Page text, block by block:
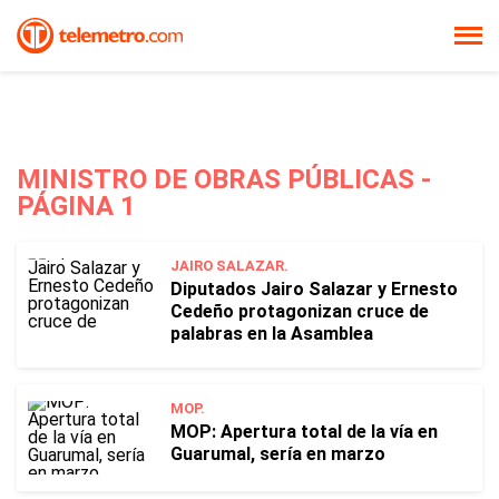
MINISTRO DE OBRAS PÚBLICAS -
PÁGINA 1
JAIRO SALAZAR.
Diputados Jairo Salazar y Ernesto
Cedeño protagonizan cruce de
palabras en la Asamblea
MOP.
MOP: Apertura total de la vía en
Guarumal, sería en marzo